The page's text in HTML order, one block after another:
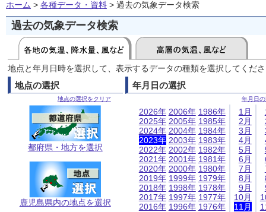
ホーム > 各種データ・資料 > 過去の気象データ検索
過去の気象データ検索
地点と年月日時を選択して、表示するデータの種類を選択してくだ
地点の選択
地点の選択をクリア
都府県・地方を選択
鹿児島県内の地点を選択
年月日の選択
年月日
2026年
2025年
2024年
2023年
2022年
2021年
2020年
2019年
2018年
2017年
2016年
2006年
2005年
2004年
2003年
2002年
2001年
2000年
1999年
1998年
1997年
1996年
1986年
1985年
1984年
1983年
1982年
1981年
1980年
1979年
1978年
1977年
1976年
1月
2月
3月
4月
5月
6月
7月
8月
9月
10月
11月